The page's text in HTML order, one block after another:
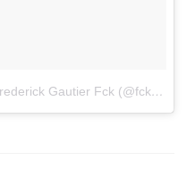
Une publication partagée par Frederick Gautier Fck (@fckgautier_frederickgautier)